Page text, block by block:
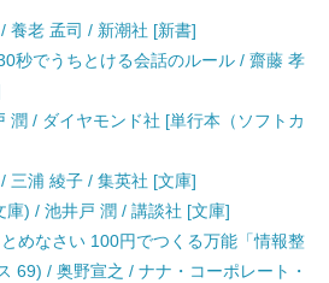
養老 孟司 / 新潮社 [新書]
秒でうちとける会話のルール / 齋藤 孝
潤 / ダイヤモンド社 [単行本（ソフトカ
三浦 綾子 / 集英社 [文庫]
) / 池井戸 潤 / 講談社 [文庫]
めなさい 100円でつくる万能「情報整
69) / 奥野宣之 / ナナ・コーポレート・